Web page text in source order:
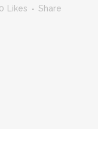
0 Likes Share